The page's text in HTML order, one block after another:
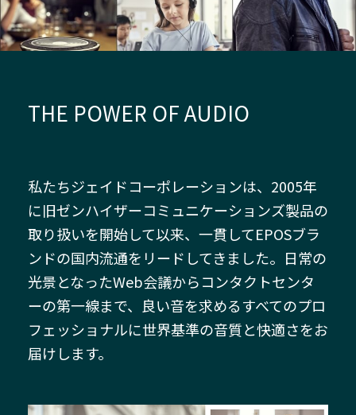
THE POWER OF AUDIO
私たちジェイドコーポレーションは、2005年
に旧ゼンハイザーコミュニケーションズ製品の
取り扱いを開始して以来、一貫してEPOSブラ
ンドの国内流通をリードしてきました。日常の
光景となったWeb会議からコンタクトセンタ
ーの第一線まで、良い音を求めるすべてのプロ
フェッショナルに世界基準の音質と快適さをお
届けします。